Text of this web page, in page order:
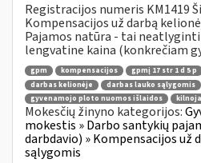
Registracijos numeris KM1419
Kompensacijos už darbą
Pajamos natūra - tai
lengvatine kaina (konkrečiam
gpm kompensacijos gpmį 17 str 1 d 5 p
darbas kelionėje
darbas lauko sąlygomis
gyvenamojo ploto nuomos išlaidos
Mokesčių žinyno kategorijos:
mokestis » Darbo santykių
darbdavio) » Kompensacijos už
sąlygomis